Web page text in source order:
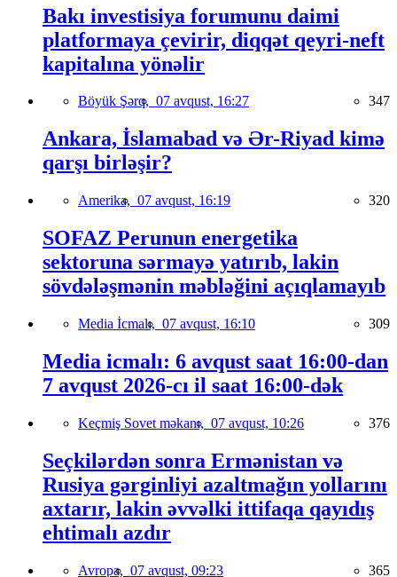
Bakı investisiya forumunu daimi
platformaya çevirir, diqqət qeyri-neft
kapitalına yönəlir
Böyük Şərq, 07 avqust, 16:27 347
Ankara, İslamabad və Ər-Riyad kimə
qarşı birləşir?
Amerika, 07 avqust, 16:19 320
SOFAZ Perunun energetika
sektoruna sərmayə yatırıb, lakin
sövdələşmənin məbləğini açıqlamayıb
Media İcmalı, 07 avqust, 16:10 309
Media icmalı: 6 avqust saat 16:00-dan
7 avqust 2026-cı il saat 16:00-dək
Keçmiş Sovet məkanı, 07 avqust, 10:26 376
Seçkilərdən sonra Ermənistan və
Rusiya gərginliyi azaltmağın yollarını
axtarır, lakin əvvəlki ittifaqa qayıdış
ehtimalı azdır
Avropa, 07 avqust, 09:23 365